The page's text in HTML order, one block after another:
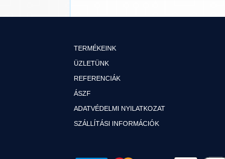
TERMÉKEINK
ÜZLETÜNK
REFERENCIÁK
ÁSZF
ADATVÉDELMI NYILATKOZAT
SZÁLLÍTÁSI INFORMÁCIÓK